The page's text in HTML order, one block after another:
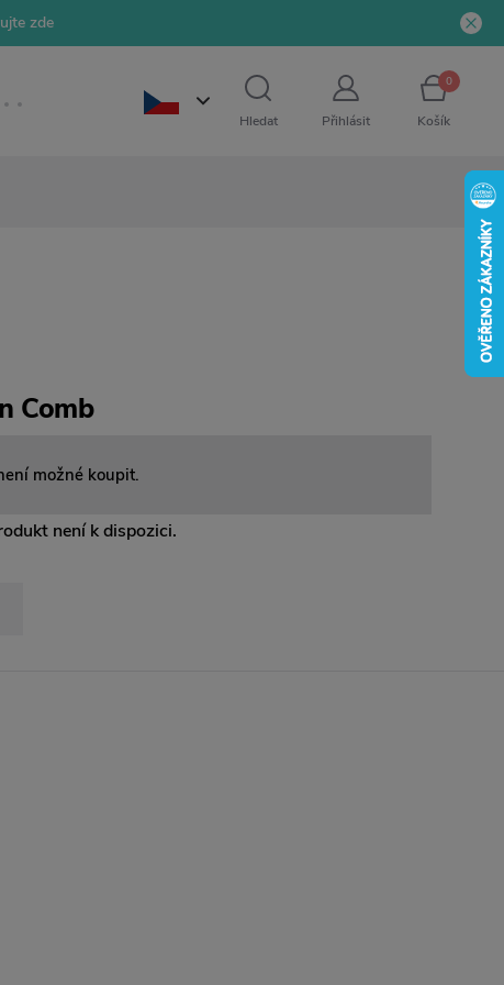
zde
Hledat Přihlásit
0
Košík
Comb
možné koupit.
není k dispozici.